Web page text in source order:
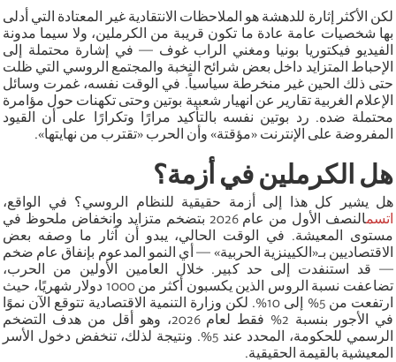
لكن الأكثر إثارة للدهشة هو الملاحظات الانتقادية غير المعتادة التي أدلى
بها شخصيات عامة عادة ما تكون قريبة من الكرملين، ولا سيما مدونة
الفيديو فيكتوريا بونيا ومغني الراب غوف — في إشارة محتملة إلى
الإحباط المتزايد داخل بعض شرائح النخبة والمجتمع الروسي التي ظلت
حتى ذلك الحين غير منخرطة سياسياً. في الوقت نفسه، غمرت وسائل
الإعلام الغربية تقارير عن انهيار شعبية بوتين وحتى تكهنات حول مؤامرة
محتملة ضده. رد بوتين نفسه بالتأكيد مرارًا وتكرارًا على أن القيود
المفروضة على الإنترنت «مؤقتة» وأن الحرب «تقترب من نهايتها».
هل الكرملين في أزمة؟
هل يشير كل هذا إلى أزمة حقيقية للنظام الروسي؟ في الواقع،
اتسم
النصف الأول من عام 2026 بتضخم متزايد وانخفاض ملحوظ في
مستوى المعيشة. في الوقت الحالي، يبدو أن آثار ما وصفه بعض
الاقتصاديين بـ«الكيينزية الحربية» — أي النمو المدعوم بإنفاق عام ضخم
— قد استنفدت إلى حد كبير. خلال العامين الأولين من الحرب،
تضاعفت نسبة الروس الذين يكسبون أكثر من 1000 دولار شهريًا، حيث
ارتفعت من 5% إلى 10%. لكن وزارة التنمية الاقتصادية تتوقع الآن نموًا
في الأجور بنسبة 2% فقط لعام 2026، وهو أقل من هدف التضخم
الرسمي للحكومة، المحدد عند 5%. ونتيجة لذلك، تنخفض دخول الأسر
المعيشية بالقيمة الحقيقية.